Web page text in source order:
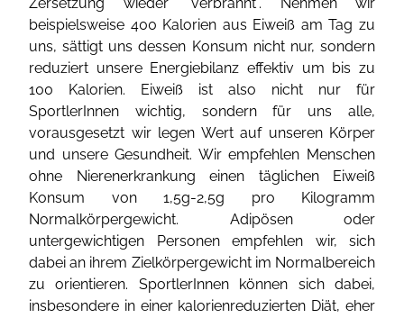
beispielsweise 400 Kalorien aus Eiweiß am Tag zu
uns, sättigt uns dessen Konsum nicht nur, sondern
reduziert unsere Energiebilanz effektiv um bis zu
100 Kalorien. Eiweiß ist also nicht nur für
SportlerInnen wichtig, sondern für uns alle,
vorausgesetzt wir legen Wert auf unseren Körper
und unsere Gesundheit. Wir empfehlen Menschen
ohne Nierenerkrankung einen täglichen Eiweiß
Konsum von 1,5g-2,5g pro Kilogramm
Normalkörpergewicht. Adipösen oder
untergewichtigen Personen empfehlen wir, sich
dabei an ihrem Zielkörpergewicht im Normalbereich
zu orientieren. SportlerInnen können sich dabei,
insbesondere in einer kalorienreduzierten Diät, eher